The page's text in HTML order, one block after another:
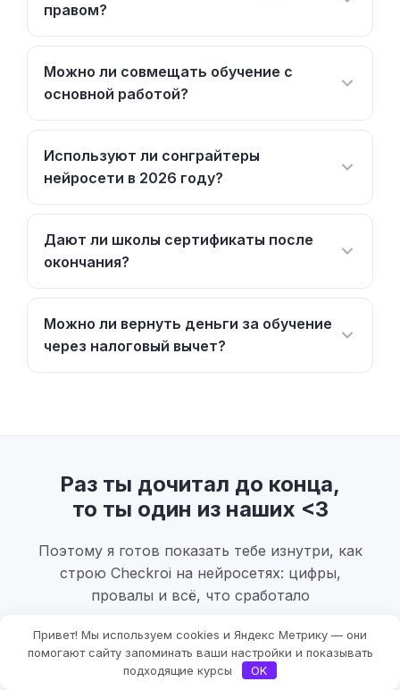
правом?
Можно ли совмещать обучение с
основной работой?
Используют ли сонграйтеры
нейросети в 2026 году?
Дают ли школы сертификаты после
окончания?
Можно ли вернуть деньги за обучение
через налоговый вычет?
Раз ты дочитал до конца,
то ты один из наших <3
Поэтому я готов показать тебе изнутри, как
строю Checkroi на нейросетях: цифры,
провалы и всё, что сработало
Привет! Мы используем cookies и Яндекс Метрику — они
помогают сайту запоминать ваши настройки и показывать
подходящие курсы
OK
Фильтры